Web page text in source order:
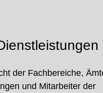
der Fachbereiche,
und Mitarbeiter der